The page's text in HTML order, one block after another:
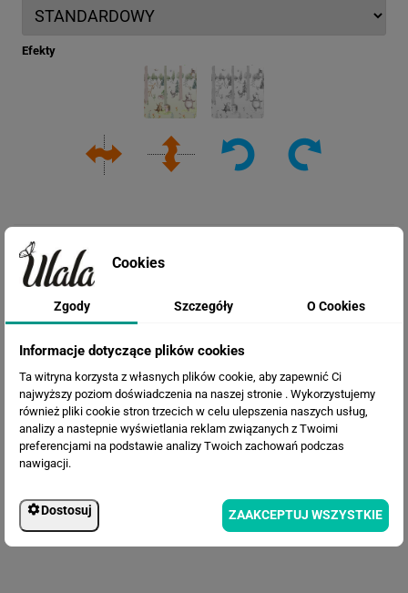
Efekty
Cena przed rabatem: 260.34 zł
Rabat:69.04 zł
Cena po rabacie:191.30 zł
Cookies
Zgody Szczegóły O Cookies
Informacje dotyczące plików cookies
Ta witryna korzysta z własnych plików cookie, aby zapewnić Ci
najwyższy poziom doświadczenia na naszej stronie . Wykorzystujemy
również pliki cookie stron trzecich w celu ulepszenia naszych usług,
analizy a nastepnie wyświetlania reklam związanych z Twoimi
preferencjami na podstawie analizy Twoich zachowań podczas
nawigacji.
Dostosuj ZAAKCEPTUJ WSZYSTKIE